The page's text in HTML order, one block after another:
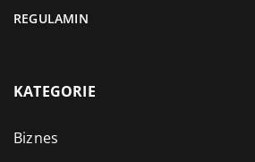
REGULAMIN
KATEGORIE
Biznes